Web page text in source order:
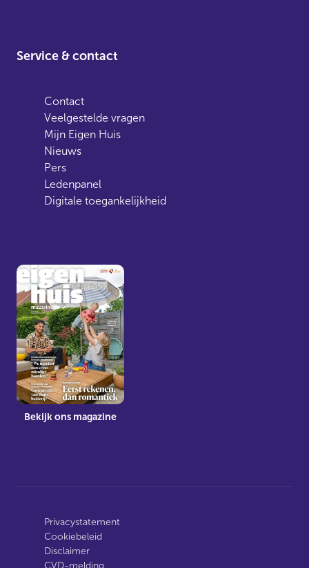
Service & contact
Contact
Veelgestelde vragen
Mijn Eigen Huis
Nieuws
Pers
Ledenpanel
Digitale toegankelijkheid
Bekijk ons magazine
Privacystatement
Cookiebeleid
Disclaimer
CVD-melding